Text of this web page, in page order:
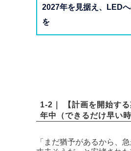
2027年を見据え、LEDへ
を
1-2｜ 【計画を開始す
年中（できるだけ早い時
「まだ猶予があるから、